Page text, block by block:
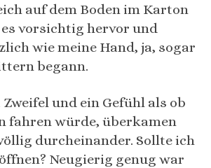
auf dem Boden im Karton
vorsichtig hervor und
wie meine Hand, ja, sogar
begann.
und ein Gefühl als ob
fahren würde, überkamen
durcheinander. Sollte ich
Neugierig genug war